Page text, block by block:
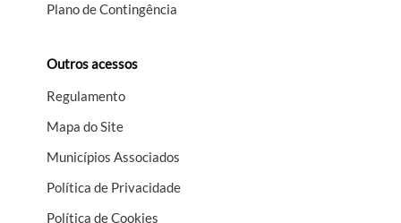
Plano de Contingência
Outros acessos
Regulamento
Mapa do Site
Municípios Associados
Política de Privacidade
Política de Cookies